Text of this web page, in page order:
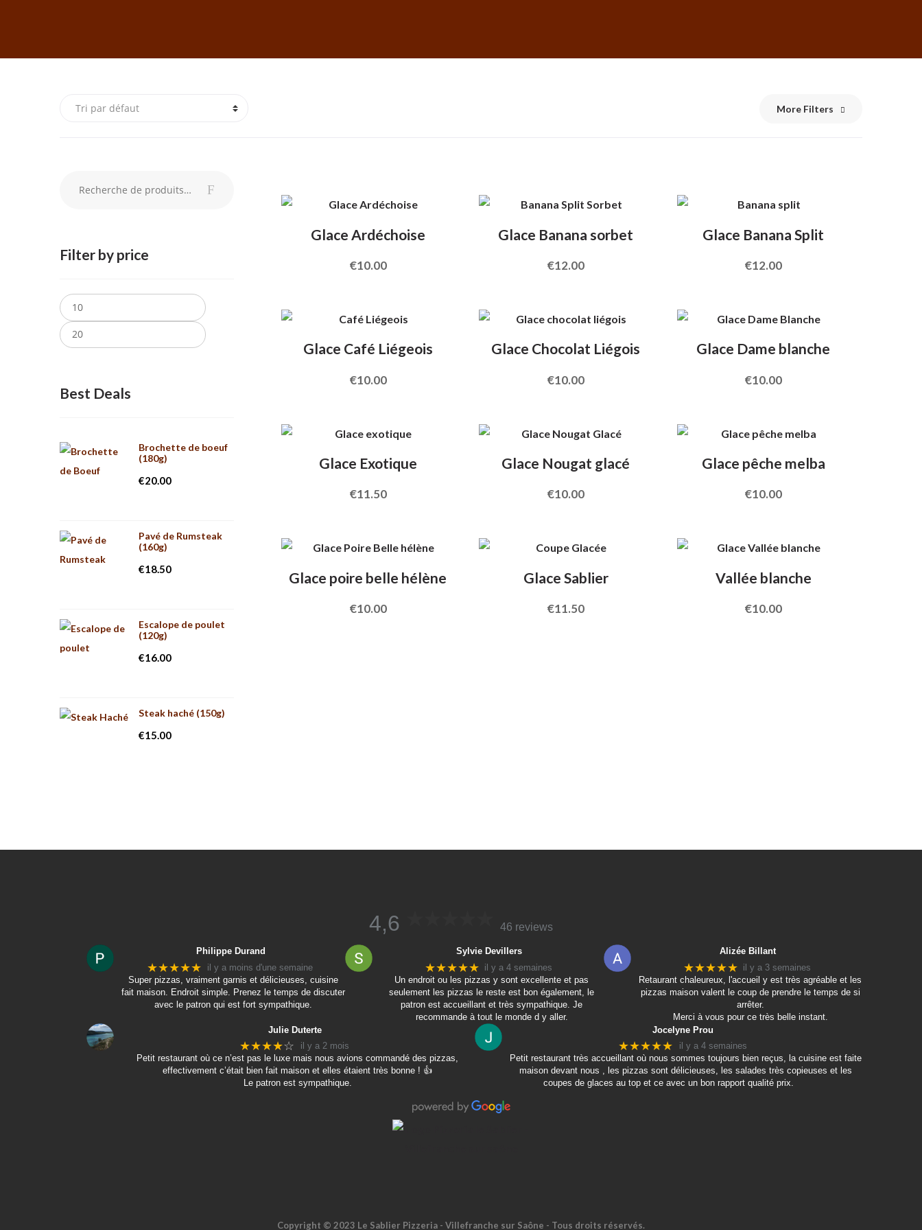
More Filters
Glace Ardéchoise
€10.00
Glace Banana sorbet
€12.00
Glace Banana Split
€12.00
Glace Café Liégeois
€10.00
Glace Chocolat Liégois
€10.00
Glace Dame blanche
€10.00
Glace Exotique
€11.50
Glace Nougat glacé
€10.00
Glace pêche melba
€10.00
Glace poire belle hélène
€10.00
Glace Sablier
€11.50
Vallée blanche
€10.00
Recherche
Filter by price
Prix
min
Prix
max
Best Deals
Brochette de boeuf
(180g)
€20.00
Pavé de Rumsteak
(160g)
€18.50
Escalope de poulet
(120g)
€16.00
Steak haché (150g)
€15.00
4,6 46 reviews
Philippe Durand
★★★★★
il y a moins d'une semaine
Super pizzas, vraiment garnis et délicieuses, cuisine
fait maison. Endroit simple. Prenez le temps de discuter
avec le patron qui est fort sympathique.
Sylvie Devillers
★★★★★ il y a 4 semaines
Un endroit ou les pizzas y sont excellente et pas
seulement les pizzas le reste est bon également, le
patron est accueillant et très sympathique. Je
recommande à tout le monde d y aller.
Alizée Billant
★★★★★ il y a 3 semaines
Retaurant chaleureux, l'accueil y est très agréable et les
pizzas maison valent le coup de prendre le temps de si
arrêter.
Merci à vous pour ce très belle instant.
Julie Duterte
★★★★☆
il y a 2 mois
Petit restaurant où ce n’est pas le luxe mais nous avions commandé des pizzas,
effectivement c’était bien fait maison et elles étaient très bonne ! 👍
Le patron est sympathique.
Jocelyne Prou
★★★★★
il y a 4 semaines
Petit restaurant très accueillant où nous sommes toujours bien reçus, la cuisine est faite
maison devant nous , les pizzas sont délicieuses, les salades très copieuses et les
coupes de glaces au top et ce avec un bon rapport qualité prix.
Copyright © 2023 Le Sablier Pizzeria - Villefranche sur Saône - Tous droits réservés.